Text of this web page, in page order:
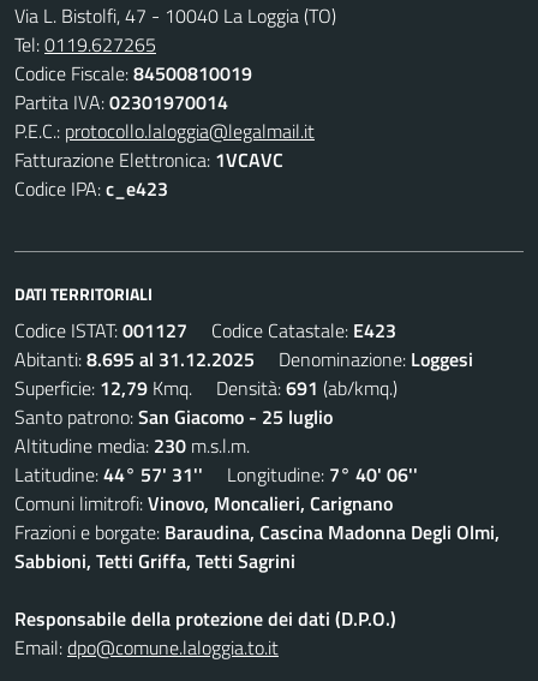
Via L. Bistolfi, 47 - 10040 La Loggia (TO)
Tel:0119.627265
Codice Fiscale:84500810019
Partita IVA:02301970014
P.E.C.: protocollo.laloggia@legalmail.it
Fatturazione Elettronica: 1VCAVC
Codice IPA:c_e423
DATI TERRITORIALI
Codice ISTAT:001127 Codice Catastale: E423
Abitanti:8.695 al 31.12.2025 Denominazione: Loggesi
Superficie: 12,79 Kmq. Densità:691 (ab/kmq.)
Santo patrono:San Giacomo - 25 luglio
Altitudine media: 230 m.s.l.m.
Latitudine:44° 57' 31'' Longitudine: 7° 40' 06''
Comuni limitrofi:Vinovo, Moncalieri, Carignano
Frazioni e borgate: Baraudina, Cascina Madonna Degli Olmi,
Sabbioni, Tetti Griffa, Tetti Sagrini
Responsabile della protezione dei dati (D.P.O.)
Email:dpo@comune.laloggia.to.it